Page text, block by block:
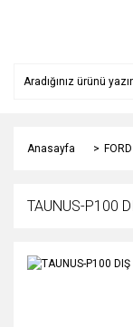
Anasayfa FORD
TAUNUS-P100